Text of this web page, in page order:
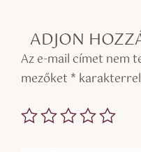
ADJON
Az e-mail címet nem
mezőket *